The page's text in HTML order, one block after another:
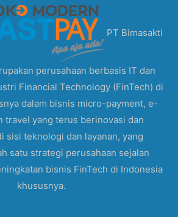
PT Bimasakti
perusahaan berbasis IT dan
Financial Technology (FinTech) di
dalam bisnis micro-payment, e-
travel yang terus berinovasi dan
sisi teknologi dan layanan, yang
satu strategi perusahaan sejalan
bisnis FinTech di Indonesia
khususnya.